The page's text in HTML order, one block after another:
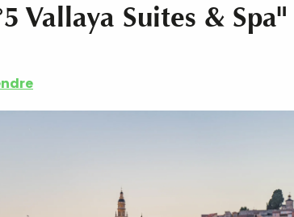
Vallaya Suites & Spa"